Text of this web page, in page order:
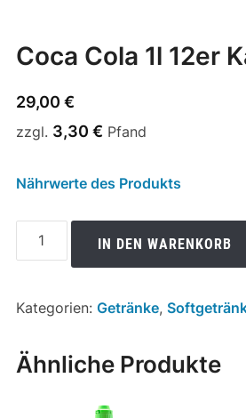
Coca Cola 1l 12er
29,00 €
zzgl. 3,30 € Pfand
Nährwerte des Produkts
Coca
Cola
12er
Menge
IN DEN WARENKORB
Kategorien: Getränke,
Ähnliche Produkte